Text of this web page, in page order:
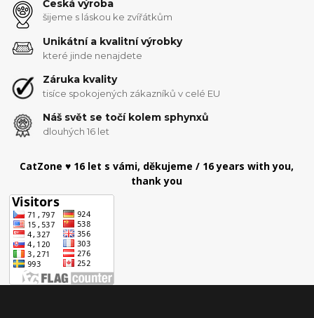
Česká výroba
šijeme s láskou ke zvířátkům
Unikátní a kvalitní výrobky
které jinde nenajdete
Záruka kvality
tisíce spokojených zákazníků v celé EU
Náš svět se točí kolem sphynxů
dlouhých 16 let
CatZone ♥ 16 let s vámi, děkujeme / 16 years with you,
thank you